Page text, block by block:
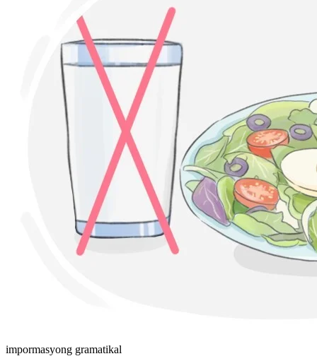
impormasyong gramatikal